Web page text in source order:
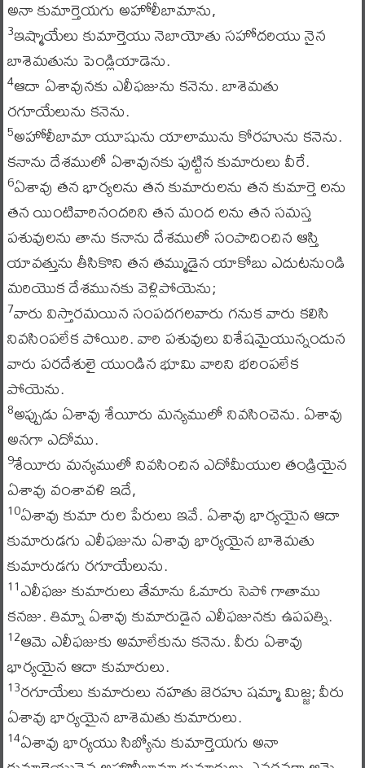
అనా కుమార్తెయగు అహోలీబామాను,
3ఇష్మాయేలు కుమార్తెయు నెబాయోతు సహోదరియు నైన
బాశెమతును పెండ్లియాడెను.
4ఆదా ఏశావునకు ఎలీఫజును కనెను. బాశెమతు
రగూయేలును కనెను.
5అహోలీబామా యూషును యాలామును కోరహును కనెను.
కనాను దేశములో ఏశావునకు పుట్టిన కుమారులు వీరే.
6ఏశావు తన భార్యలను తన కుమారులను తన కుమార్తె లను
తన యింటివారినందరిని తన మంద లను తన సమస్త
పశువులను తాను కనాను దేశములో సంపాదించిన ఆస్తి
యావత్తును తీసికొని తన తమ్ముడైన యాకోబు ఎదుటనుండి
మరియొక దేశమునకు వెళ్లిపోయెను;
7వారు విస్తారమయిన సంపదగలవారు గనుక వారు కలిసి
నివసింపలేక పోయిరి. వారి పశువులు విశేషమైయున్నందున
వారు పరదేశులై యుండిన భూమి వారిని భరింపలేక
పోయెను.
8అప్పుడు ఏశావు శేయీరు మన్యములో నివసించెను. ఏశావు
అనగా ఎదోము.
9శేయీరు మన్యములో నివసించిన ఎదోమీయుల తండ్రియైన
ఏశావు వంశావళి ఇదే,
10ఏశావు కుమా రుల పేరులు ఇవే. ఏశావు భార్యయైన ఆదా
కుమారుడగు ఎలీఫజును ఏశావు భార్యయైన బాశెమతు
కుమారుడగు రగూయేలును.
11ఎలీఫజు కుమారులు తేమాను ఓమారు సెపో గాతాము
కనజు. తిమ్నా ఏశావు కుమారుడైన ఎలీఫజునకు ఉపపత్ని.
12ఆమె ఎలీఫజుకు అమాలేకును కనెను. వీరు ఏశావు
భార్యయైన ఆదా కుమారులు.
13రగూయేలు కుమారులు నహతు జెరహు షమ్మా మిజ్జ; వీరు
ఏశావు భార్యయైన బాశెమతు కుమారులు.
14ఏశావు భార్యయు సిబ్యోను కుమార్తెయగు అనా